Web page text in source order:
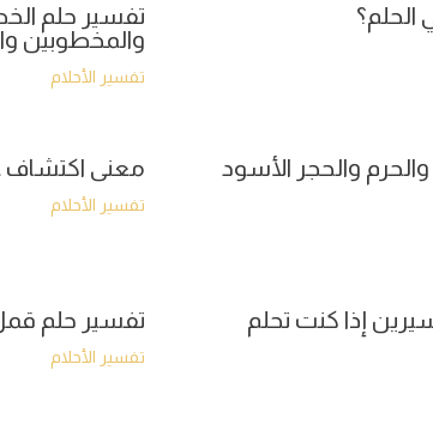
الحلم؟
تفسير حلم
والمخطوبين
تفسير الأحلام
والحجر الأسود
معنى اكتشاف
تفسير الأحلام
إذا كنت تحلم
تفسير حلم
تفسير الأحلام